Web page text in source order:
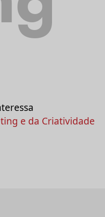
e da Criatividade